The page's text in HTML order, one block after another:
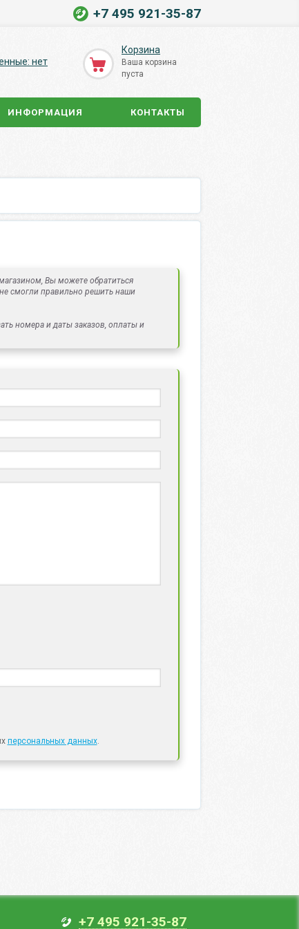
+7 495 921-35-87
нет
Корзина
Ваша корзина
пуста
ИНФОРМАЦИЯ КОНТАКТЫ
Вы можете обратиться
смогли правильно решить наши
номера и даты заказов, оплаты и
персональных данных.
+7 495 921-35-87